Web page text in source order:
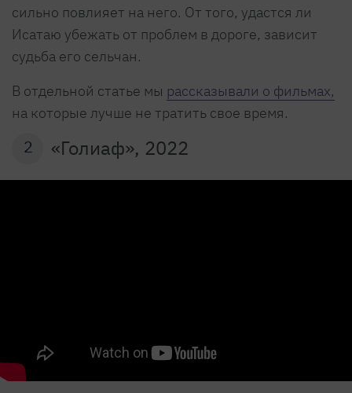
сильно повлияет на него. От того, удастся ли
Исатаю убежать от проблем в дороге, зависит
судьба его сельчан.
В отдельной статье мы рассказывали о фильмах,
на которые лучше не тратить свое время.
2 «Голиаф», 2022